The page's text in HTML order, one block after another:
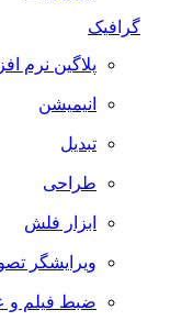
گرافیک
پلاگین نرم افزارها
انیمیشن
تبدیل
طراحی
ابزار فلش
ویرایشگر تصویر
ضبط فيلم و عكس